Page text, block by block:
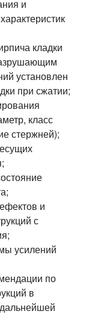
и
кладки
установлен
при сжатии;
класс
стержней);
и
с
усилений
по
в